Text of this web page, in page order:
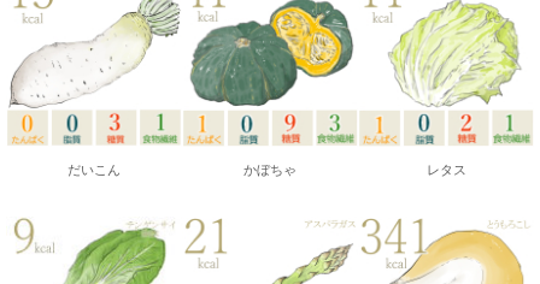
だいこん かぼちゃ レタス